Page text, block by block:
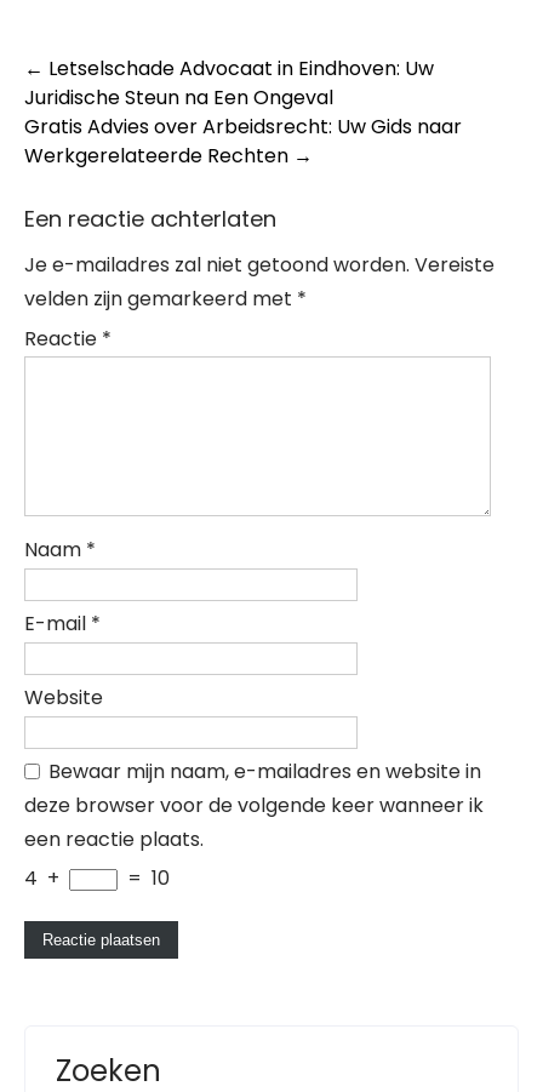
Post
navigation
← Letselschade Advocaat in Eindhoven: Uw
Juridische Steun na Een Ongeval
Gratis Advies over Arbeidsrecht: Uw Gids naar
Werkgerelateerde Rechten →
Een reactie achterlaten
Je e-mailadres zal niet getoond worden. Vereiste
velden zijn gemarkeerd met *
Reactie *
Naam *
E-mail *
Website
Bewaar mijn naam, e-mailadres en website in
deze browser voor de volgende keer wanneer ik
een reactie plaats.
4 + = 10
Zoeken